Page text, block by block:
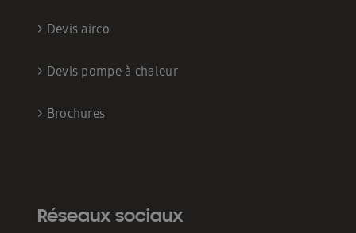
> Devis airco
> Devis pompe à chaleur
> Brochures
Réseaux sociaux